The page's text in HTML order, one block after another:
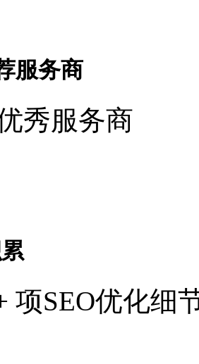
服务商
秀服务商
项SEO优化细